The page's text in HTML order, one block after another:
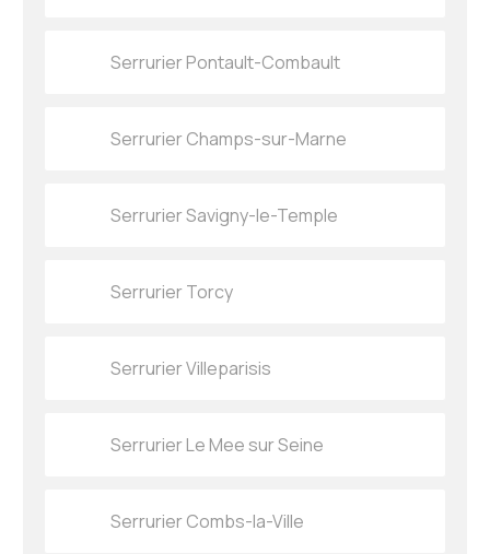
Serrurier Pontault-Combault
Serrurier Champs-sur-Marne
Serrurier Savigny-le-Temple
Serrurier Torcy
Serrurier Villeparisis
Serrurier Le Mee sur Seine
Serrurier Combs-la-Ville